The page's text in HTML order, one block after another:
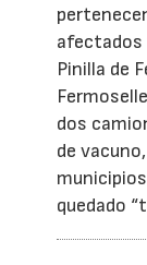
afectados
Pinilla de
dos
de
quedado